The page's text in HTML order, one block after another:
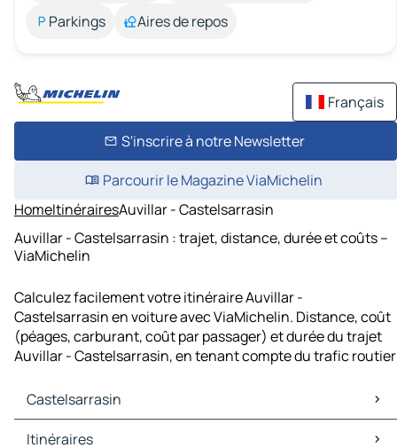
Parkings
Aires de repos
Français
S'inscrire à notre Newsletter
Parcourir le Magazine ViaMichelin
HomeItinérairesAuvillar - Castelsarrasin
Auvillar - Castelsarrasin : trajet, distance, durée et coûts –
ViaMichelin
Calculez facilement votre itinéraire Auvillar -
Castelsarrasin en voiture avec ViaMichelin. Distance, coût
(péages, carburant, coût par passager) et durée du trajet
Auvillar - Castelsarrasin, en tenant compte du trafic routier
Castelsarrasin
Castelsarrasin Cartes et plans
Itinéraires